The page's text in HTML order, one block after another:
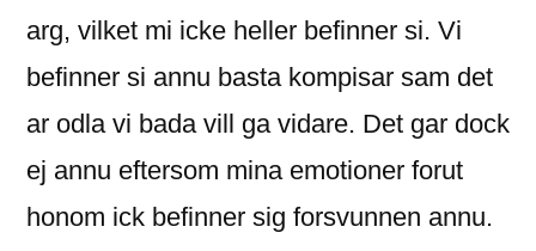
arg, vilket mi icke heller befinner si. Vi
befinner si annu basta kompisar sam det
ar odla vi bada vill ga vidare. Det gar dock
ej annu eftersom mina emotioner forut
honom ick befinner sig forsvunnen annu.